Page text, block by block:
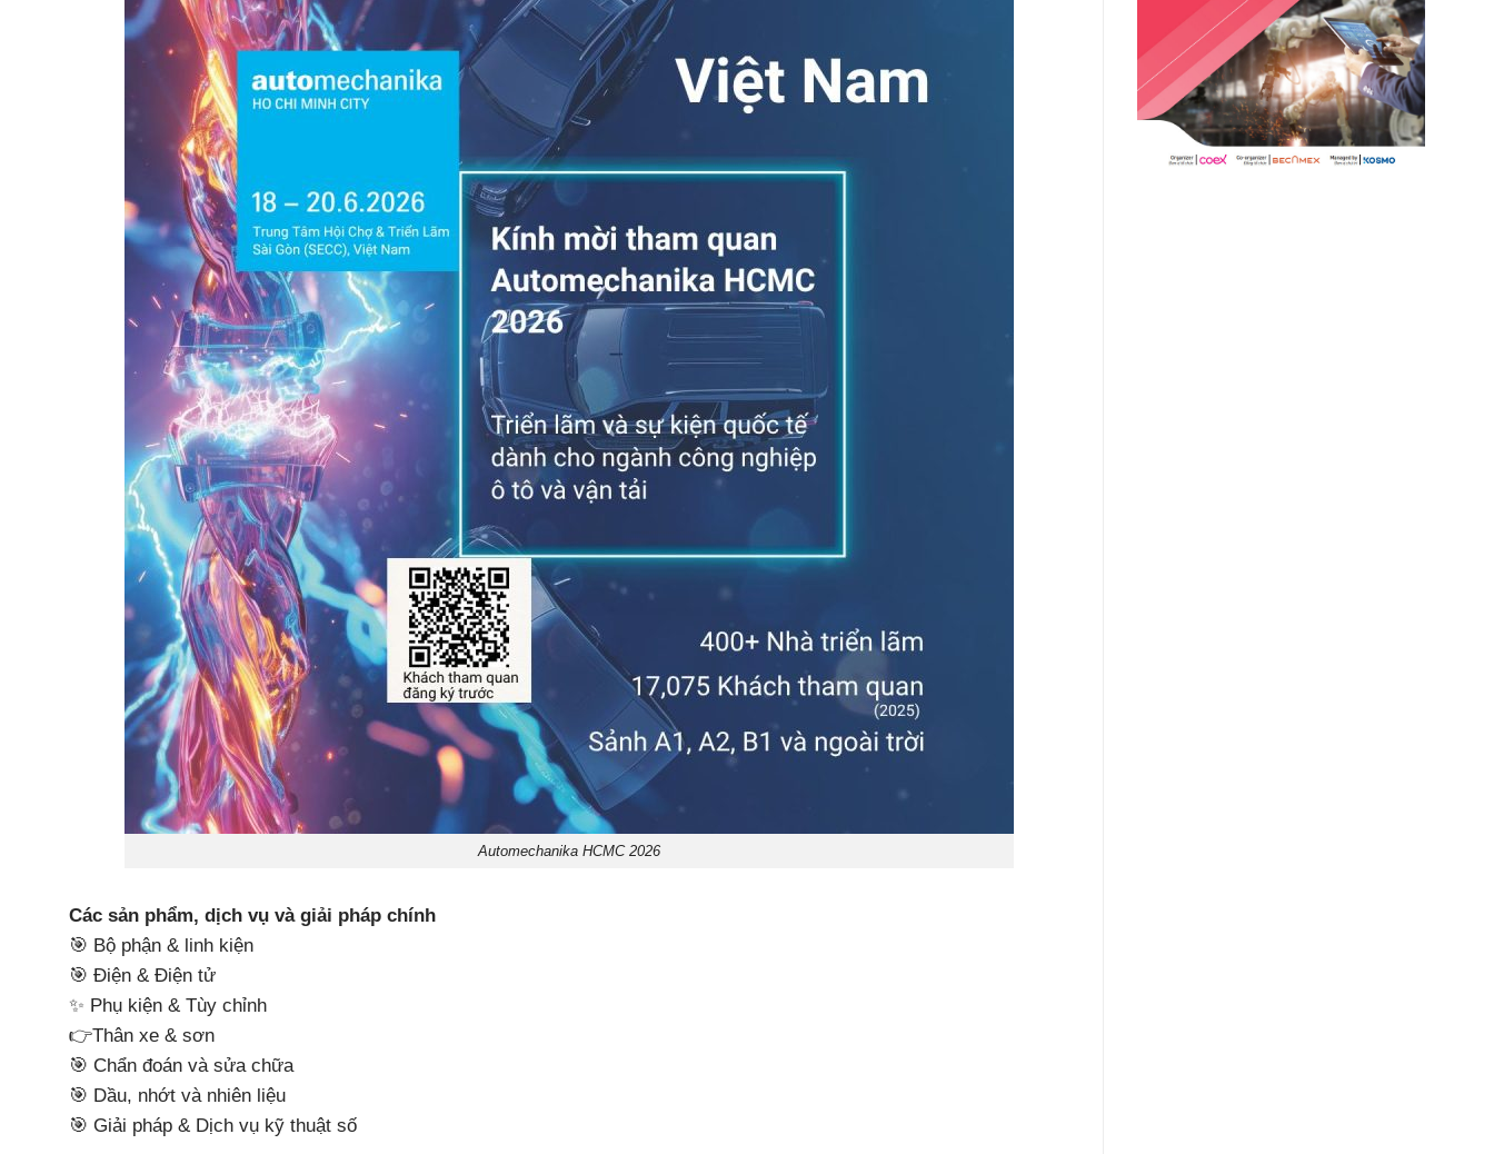
Automechanika HCMC 2026
Các sản phẩm, dịch vụ và giải pháp chính
🎯 Bộ phận & linh kiện
🎯 Điện & Điện tử
✨ Phụ kiện & Tùy chỉnh
👉Thân xe & sơn
🎯 Chẩn đoán và sửa chữa
🎯 Dầu, nhớt và nhiên liệu
🎯 Giải pháp & Dịch vụ kỹ thuật số